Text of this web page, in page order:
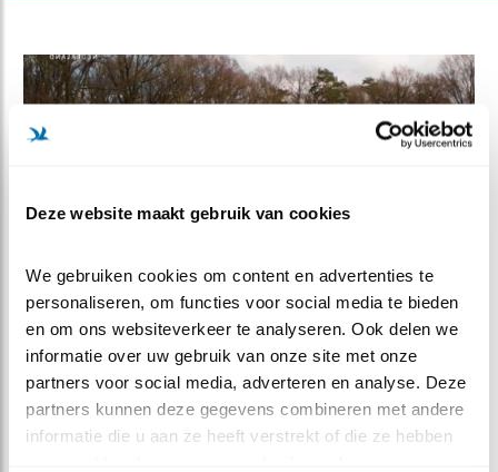
Deze website maakt gebruik van cookies
We gebruiken cookies om content en advertenties te
personaliseren, om functies voor social media te bieden
en om ons websiteverkeer te analyseren. Ook delen we
informatie over uw gebruik van onze site met onze
partners voor social media, adverteren en analyse. Deze
partners kunnen deze gegevens combineren met andere
informatie die u aan ze heeft verstrekt of die ze hebben
DEEL DIT FILMPJE
Seizoenoverzicht